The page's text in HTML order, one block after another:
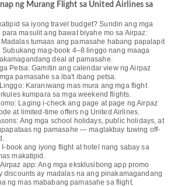
ng Murang Flight sa United Airlines sa
sa iyong travel budget? Sundin ang mga
masulit ang bawat biyahe mo sa Airpaz:
tumaas ang pamasahe habang papalapit
mag-book 4–8 linggo nang maaga
deal at pamasahe.
Petsa: Gamitin ang calendar view ng Airpaz
pamasahe sa iba't ibang petsa.
Karaniwang mas mura ang mga flight
kumpara sa mga weekend flights.
Laging i-check ang page at page ng Airpaz
at limited-time offers ng United Airlines.
Ang mga school holidays, public holidays, at
ng pamasahe — maglakbay tuwing off-
I-book ang iyong flight at hotel nang sabay sa
makatipid.
app: Ang mga eksklusibong app promo
discounts ay madalas na ang pinakamagandang
ng mas mababang pamasahe sa flight.